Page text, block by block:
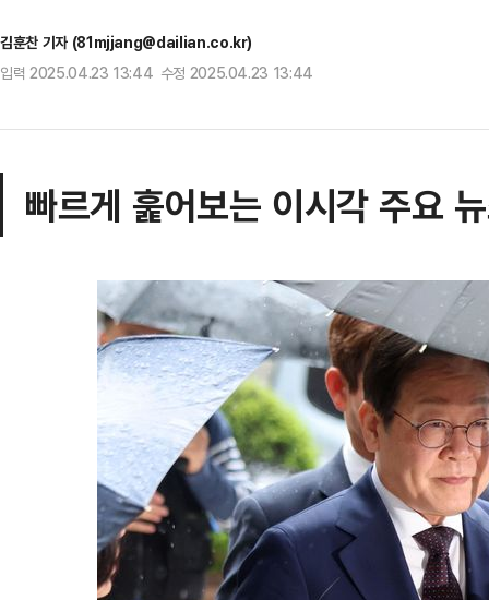
김훈찬 기자 (81mjjang@dailian.co.kr)
입력 2025.04.23 13:44 수정 2025.04.23 13:44
빠르게 훑어보는 이시각 주요